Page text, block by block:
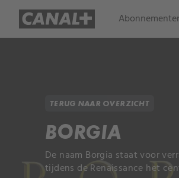
TERUG NAAR OVERZICHT
BORGIA
De naam Borgia staat voor
tijdens de Renaissance het